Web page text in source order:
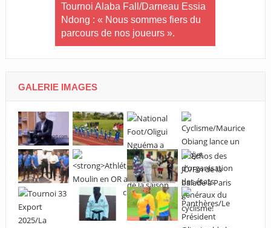
Tournoi Alaba Fall/Darneau Essia
Ndong : « Nous sommes fiers du
parcours de nos joueurs ».
GALERIE IMAGES